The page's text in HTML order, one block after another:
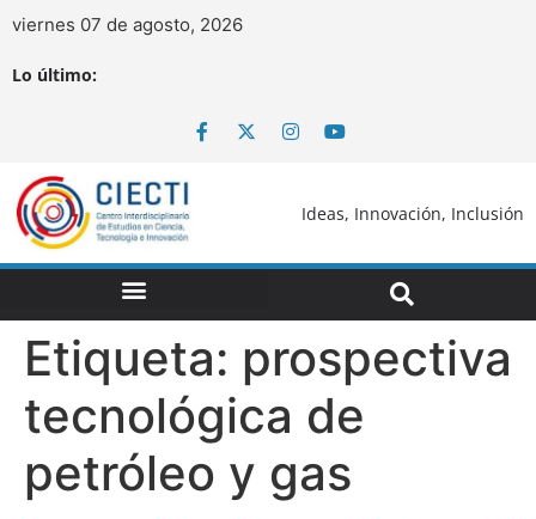
viernes 07 de agosto, 2026
Lo último:
Ideas, Innovación, Inclusión
Etiqueta: prospectiva
tecnológica de
petróleo y gas